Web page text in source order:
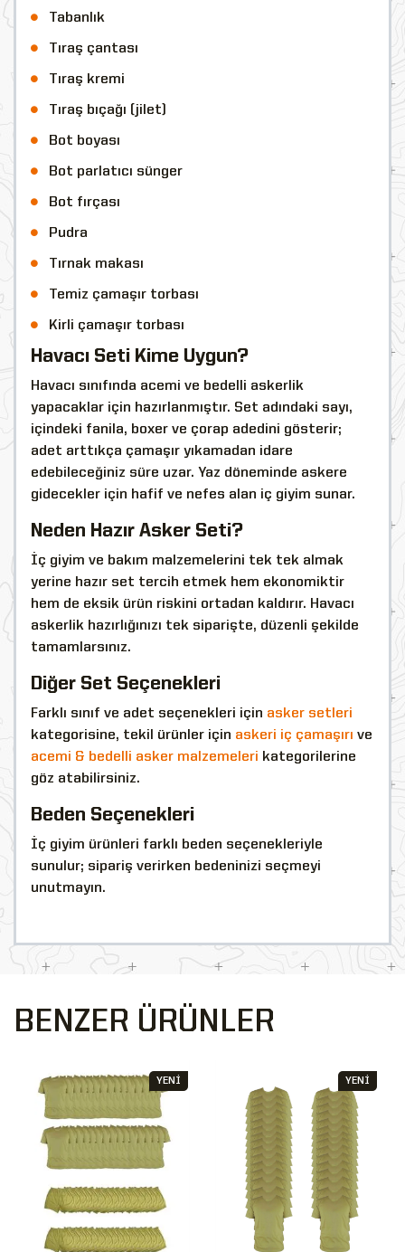
Tabanlık
Tıraş çantası
Tıraş kremi
Tıraş bıçağı (jilet)
Bot boyası
Bot parlatıcı sünger
Bot fırçası
Pudra
Tırnak makası
Temiz çamaşır torbası
Kirli çamaşır torbası
Havacı Seti Kime Uygun?
Havacı sınıfında acemi ve bedelli askerlik
yapacaklar için hazırlanmıştır. Set adındaki sayı,
içindeki fanila, boxer ve çorap adedini gösterir;
adet arttıkça çamaşır yıkamadan idare
edebileceğiniz süre uzar. Yaz döneminde askere
gidecekler için hafif ve nefes alan iç giyim sunar.
Neden Hazır Asker Seti?
İç giyim ve bakım malzemelerini tek tek almak
yerine hazır set tercih etmek hem ekonomiktir
hem de eksik ürün riskini ortadan kaldırır. Havacı
askerlik hazırlığınızı tek siparişte, düzenli şekilde
tamamlarsınız.
Diğer Set Seçenekleri
Farklı sınıf ve adet seçenekleri için asker setleri
kategorisine, tekil ürünler için askeri iç çamaşırı ve
acemi & bedelli asker malzemeleri kategorilerine
göz atabilirsiniz.
Beden Seçenekleri
İç giyim ürünleri farklı beden seçenekleriyle
sunulur; sipariş verirken bedeninizi seçmeyi
unutmayın.
BENZER ÜRÜNLER
YENİ YENİ